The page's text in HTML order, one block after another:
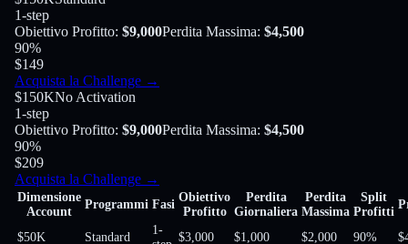
1-step
Obiettivo Profitto: $9,000Perdita Massima: $4,500
90%
$149
Acquista la Challenge →
$150KNo Activation
1-step
Obiettivo Profitto: $9,000Perdita Massima: $4,500
90%
$209
Acquista la Challenge →
Dimensione
Account
Programmi Fasi
Obiettivo
Profitto
Perdita
Giornaliera
Perdita
Massima
Split
Profitti
$50K Standard
1-
$3,000 $1,000 $2,000 90%